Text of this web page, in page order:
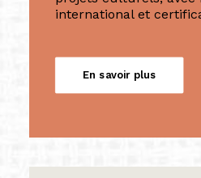
international et
En savoir plus